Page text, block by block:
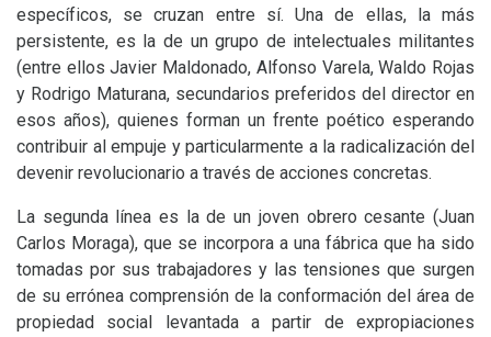
específicos, se cruzan entre sí. Una de ellas, la más
persistente, es la de un grupo de intelectuales militantes
(entre ellos Javier Maldonado, Alfonso Varela, Waldo Rojas
y Rodrigo Maturana, secundarios preferidos del director en
esos años), quienes forman un frente poético esperando
contribuir al empuje y particularmente a la radicalización del
devenir revolucionario a través de acciones concretas.
La segunda línea es la de un joven obrero cesante (Juan
Carlos Moraga), que se incorpora a una fábrica que ha sido
tomadas por sus trabajadores y las tensiones que surgen
de su errónea comprensión de la conformación del área de
propiedad social levantada a partir de expropiaciones